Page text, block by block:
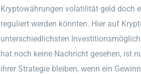
Kryptowährungen volatilität geld doch
reguliert werden könnten. Hier auf
unterschiedlichsten
hat noch keine Nachricht gesehen, ist
ihrer Strategie bleiben, wenn ein